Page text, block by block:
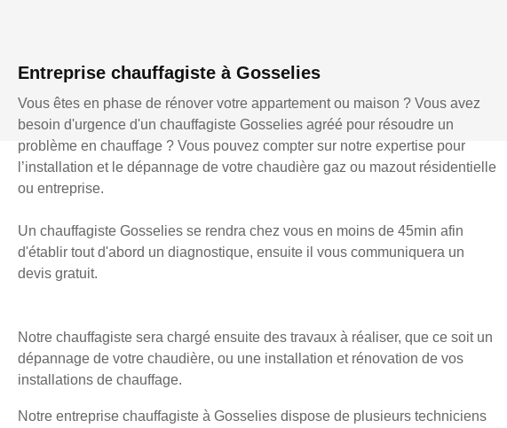
Entreprise chauffagiste à Gosselies
Vous êtes en phase de rénover votre appartement ou maison ? Vous avez
besoin d'urgence d'un chauffagiste Gosselies agréé pour résoudre un
problème en chauffage ? Vous pouvez compter sur notre expertise pour
l’installation et le dépannage de votre chaudière gaz ou mazout résidentielle
ou entreprise.
Un chauffagiste Gosselies se rendra chez vous en moins de 45min afin
d'établir tout d'abord un diagnostique, ensuite il vous communiquera un
devis gratuit.
Notre chauffagiste sera chargé ensuite des travaux à réaliser, que ce soit un
dépannage de votre chaudière, ou une installation et rénovation de vos
installations de chauffage.
Notre entreprise chauffagiste à Gosselies dispose de plusieurs techniciens